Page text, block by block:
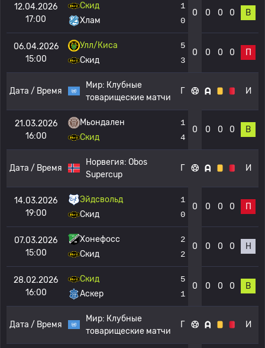
12.04.2026
17:00
Скид
Хлам
1
0
0 0 0 0 В
06.04.2026
15:00
Улл/Киса
Скид
5
3
0 0 0 0 П
Дата / Время
Мир: Клубные
товарищеские матчи
Г И
21.03.2026
16:00
Мьондален
Скид
1
4
0 0 0 0 В
Дата / Время
Норвегия: Obos
Supercup
Г И
14.03.2026
19:00
Эйдсвольд
Скид
1
0
0 0 0 0 П
07.03.2026
15:00
Хонефосс
Скид
2
2
0 0 0 0 Н
28.02.2026
16:00
Скид
Аскер
5
1
0 0 0 0 В
Дата / Время
Мир: Клубные
товарищеские матчи
Г И